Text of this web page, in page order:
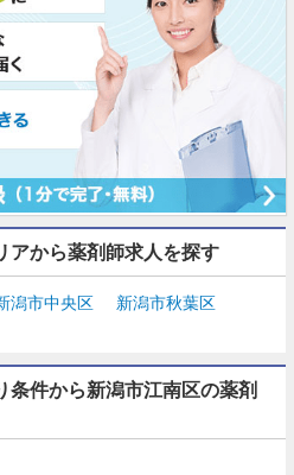
アから薬剤師求人を探す
潟市中央区
新潟市秋葉区
条件から新潟市江南区の薬剤